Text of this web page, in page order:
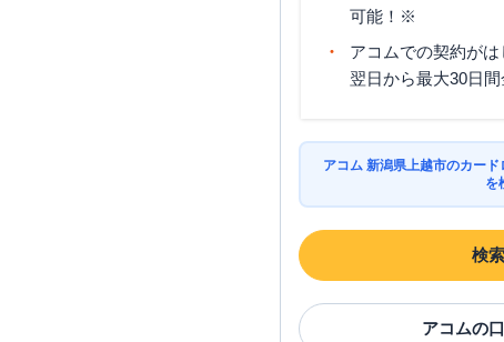
可能！※
アコムでの契約が
翌日から最大30日間
アコム 新潟県上越市のカー
を
検
アコムの